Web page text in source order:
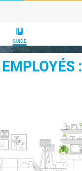
GUIDE
: